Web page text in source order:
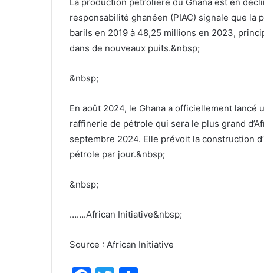
responsabilité ghanéen (PIAC) signale que
barils en 2019 à 48,25 millions en 2023,
dans de nouveaux puits.&nbsp;
&nbsp;
En août 2024, le Ghana a officiellement lancé
raffinerie de pétrole qui sera le plus grand
septembre 2024. Elle prévoit la construction
pétrole par jour.&nbsp;
&nbsp;
…….African Initiative&nbsp;
Source : African Initiative